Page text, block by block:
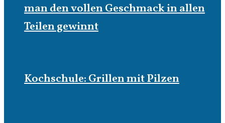
man den vollen Geschmack in allen
Teilen gewinnt
Kochschule: Grillen mit Pilzen